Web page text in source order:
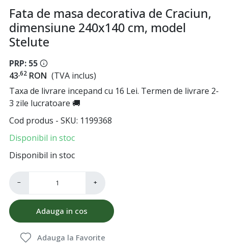
Fata de masa decorativa de Craciun,
dimensiune 240x140 cm, model
Stelute
PRP: 55
43,62 RON (TVA inclus)
Taxa de livrare incepand cu 16 Lei. Termen de livrare 2-
3 zile lucratoare 🚚
Cod produs - SKU 1199368
Disponibil in stoc
Disponibil in stoc
− +
Adauga in cos
Adauga la Favorite